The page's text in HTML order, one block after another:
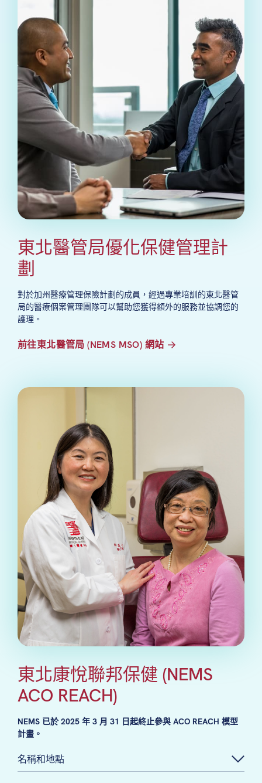
東北醫管局優化保健管理計
劃
對於加州醫療管理保險計劃的成員，經過專業培訓的東北醫管
局的醫療個案管理團隊可以幫助您獲得額外的服務並協調您的
護理。
前往東北醫管局 (NEMS MSO) 網站
東北康悅聯邦保健 (NEMS
ACO REACH)
NEMS 已於 2025 年 3 月 31 日起終止參與 ACO REACH 模型
計畫。
名稱和地點